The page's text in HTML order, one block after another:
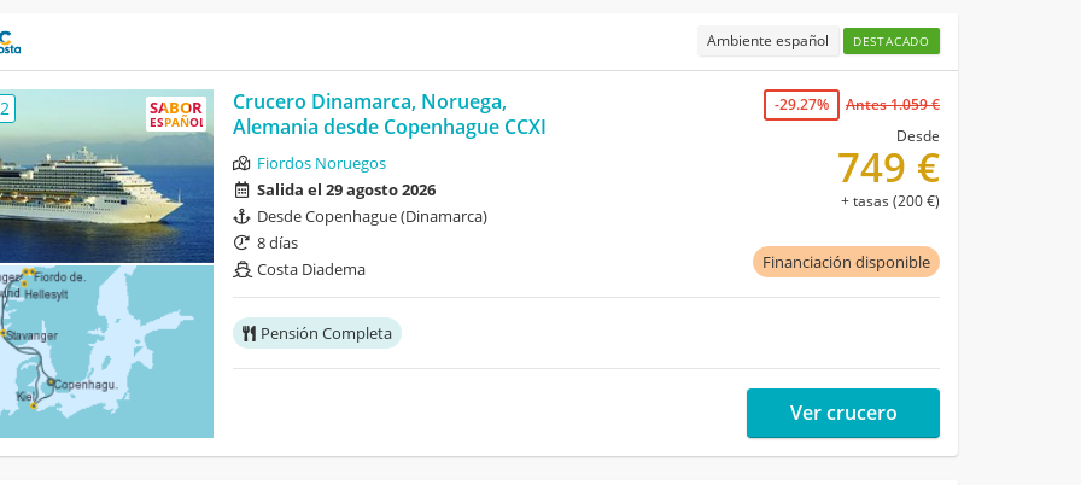
Ambiente español DESTACADO
SABOR
ESPAÑOL
Crucero Dinamarca, Noruega,
Alemania desde Copenhague CCXI
Fiordos Noruegos
Salida el 29 agosto 2026
Desde Copenhague (Dinamarca)
8 días
Costa Diadema
Pensión Completa
Financiación disponible
-29.27%
Antes 1.059 €
Desde
749 €
+ tasas (200 €)
Ver crucero